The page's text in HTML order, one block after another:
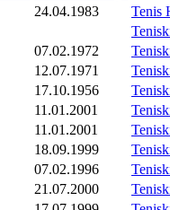
24.04.1983
Tenis
07.02.1972
12.07.1971
17.10.1956
11.01.2001
11.01.2001
18.09.1999
07.02.1996
21.07.2000